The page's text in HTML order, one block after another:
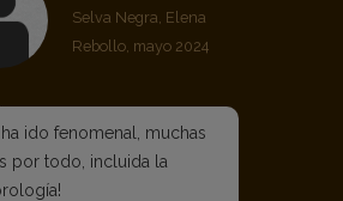
Selva Negra, Elena
Rebollo, mayo 2024
ha ido fenomenal, muchas
por todo, incluida la